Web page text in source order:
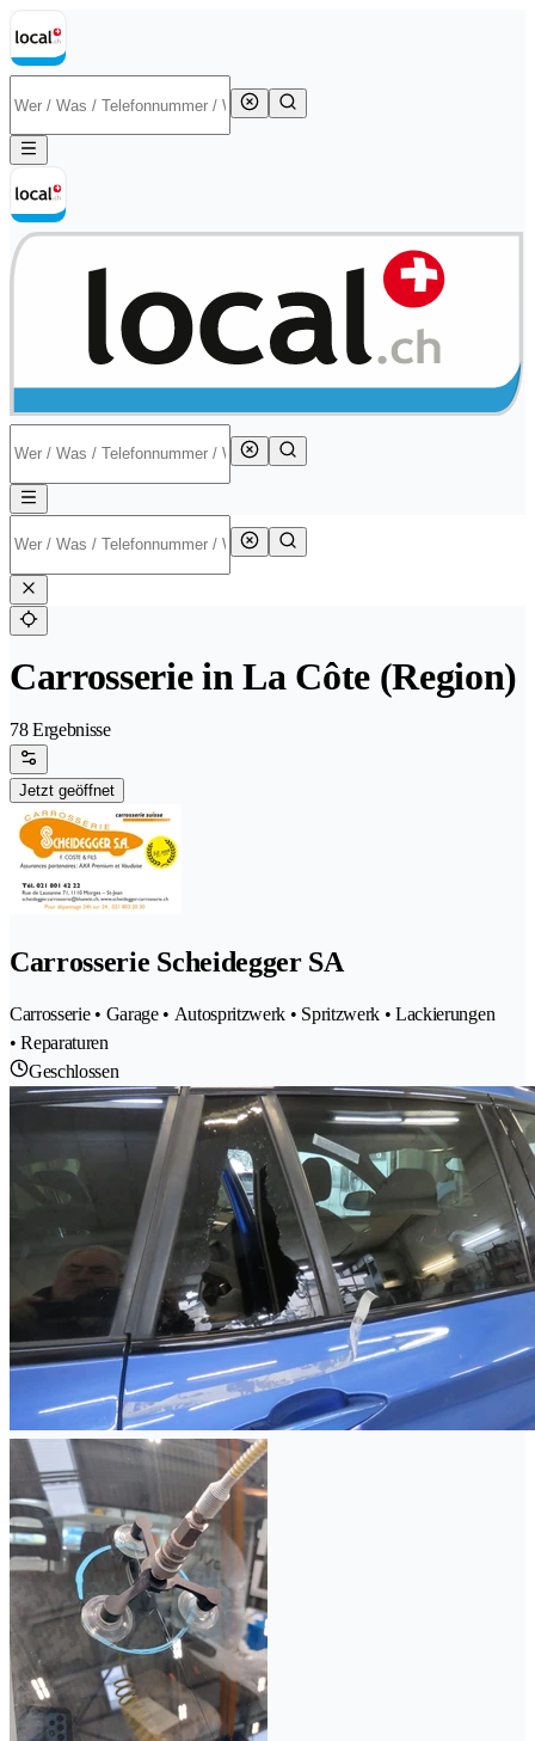
Carrosserie in La Côte (Region)
78 Ergebnisse
Jetzt geöffnet
Carrosserie Scheidegger SA
Carrosserie • Garage • Autospritzwerk • Spritzwerk • Lackierungen
• Reparaturen
Geschlossen